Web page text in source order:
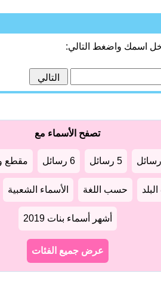
اسمك واضغط التالي:
تصفح الأسماء مع
5 رسائل 6 رسائل مقطع
حسب اللغة الأسماء الشعبية
أشهر أسماء بنات 2019
عرض جميع الفئات